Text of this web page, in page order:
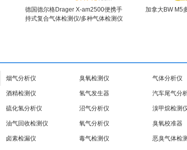
德国德尔格Drager X-am2500便携手
持式复合气体检测仪/多种气体检测仪
加拿大BW M5
烟气分析仪 臭氧检测仪 气体分析仪
酒精检测仪 氢气发生器 汽车尾气分
硫化氢分析仪 沼气分析仪 溴甲烷检测
油气回收检测仪 氧气分析仪 臭氧校准器
卤素检漏仪 毒气检测仪 恶臭气体检